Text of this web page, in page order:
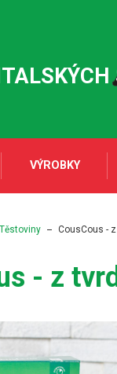
VÝROBKY
Těstoviny CousCous -
- z